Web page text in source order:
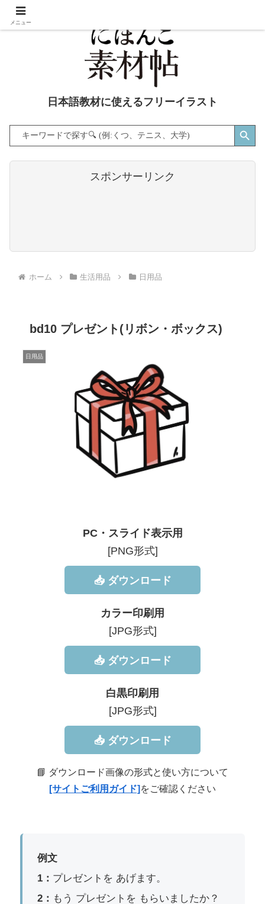
日本語教材に使えるフリーイラスト
Search
for:
Search Button
スポンサーリンク
ホーム 生活用品 日用品
bd10 プレゼント(リボン・ボックス)
日用品
PC・スライド表示用
[PNG形式]
📥 ダウンロード
カラー印刷用
[JPG形式]
📥 ダウンロード
白黒印刷用
[JPG形式]
📥 ダウンロード
📘 ダウンロード画像の形式と使い方について
[サイトご利用ガイド] をご確認ください
例文
1： プレゼントを あげます。
2： もう プレゼントを もらいましたか？
メニュー